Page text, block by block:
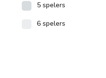
5 spelers
6 spelers